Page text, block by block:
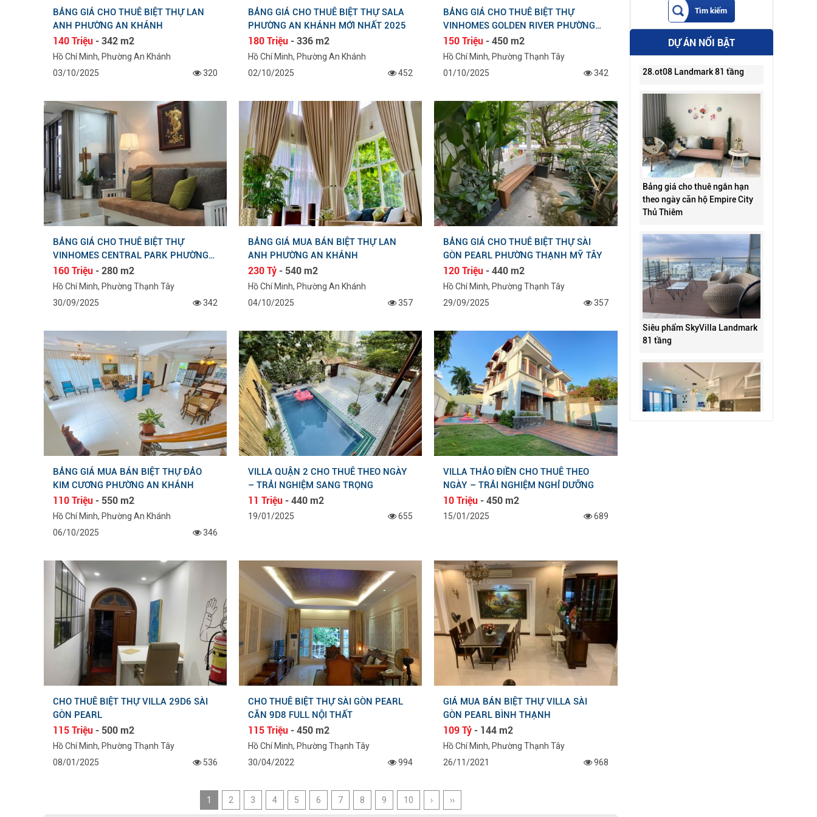
SẢN
ĐẠI
PHÚ
SẢN
ĐẠI
PHÚ
PHÚ
BẢNG GIÁ CHO THUÊ BIỆT THỰ LAN
ANH PHƯỜNG AN KHÁNH
140 Triệu - 342 m2
Hồ Chí Minh, Phường An Khánh
03/10/2025
320
BẢNG GIÁ CHO THUÊ BIỆT THỰ SALA
PHƯỜNG AN KHÁNH MỚI NHẤT 2025
180 Triệu - 336 m2
Hồ Chí Minh, Phường An Khánh
02/10/2025
452
BẢNG GIÁ CHO THUÊ BIỆT THỰ
VINHOMES GOLDEN RIVER PHƯỜNG
SÀI GÒN
150 Triệu - 450 m2
Hồ Chí Minh, Phường Thạnh Tây
01/10/2025
342
BẢNG GIÁ CHO THUÊ BIỆT THỰ
VINHOMES CENTRAL PARK PHƯỜNG
THẠNH MỸ TÂY
160 Triệu - 280 m2
Hồ Chí Minh, Phường Thạnh Tây
30/09/2025
342
BẢNG GIÁ MUA BÁN BIỆT THỰ LAN
ANH PHƯỜNG AN KHÁNH
230 Tỷ - 540 m2
Hồ Chí Minh, Phường An Khánh
04/10/2025
357
BẢNG GIÁ CHO THUÊ BIỆT THỰ SÀI
GÒN PEARL PHƯỜNG THẠNH MỸ TÂY
120 Triệu - 440 m2
Hồ Chí Minh, Phường Thạnh Tây
29/09/2025
357
BẢNG GIÁ MUA BÁN BIỆT THỰ ĐẢO
KIM CƯƠNG PHƯỜNG AN KHÁNH
110 Triệu - 550 m2
Hồ Chí Minh, Phường An Khánh
06/10/2025
346
VILLA QUẬN 2 CHO THUÊ THEO NGÀY
– TRẢI NGHIỆM SANG TRỌNG
11 Triệu - 440 m2
19/01/2025 655
VILLA THẢO ĐIỀN CHO THUÊ THEO
NGÀY – TRẢI NGHIỆM NGHỈ DƯỠNG
10 Triệu - 450 m2
15/01/2025 689
CHO THUÊ BIỆT THỰ VILLA 29D6 SÀI
GÒN PEARL
115 Triệu - 500 m2
Hồ Chí Minh, Phường Thạnh Tây
08/01/2025
536
CHO THUÊ BIỆT THỰ SÀI GÒN PEARL
CĂN 9D8 FULL NỘI THẤT
115 Triệu - 450 m2
Hồ Chí Minh, Phường Thạnh Tây
30/04/2022
994
GIÁ MUA BÁN BIỆT THỰ VILLA SÀI
GÒN PEARL BÌNH THẠNH
109 Tỷ - 144 m2
Hồ Chí Minh, Phường Thạnh Tây
26/11/2021
968
1 2 3 4 5 6 7 8 9 10 › ››
DỰ ÁN NỔI BẬT
Cho thuê 2 phòng ngủ Lm81-
28.ot08 Landmark 81 tầng
Bảng giá cho thuê ngắn hạn
theo ngày căn hộ Empire City
Thủ Thiêm
Siêu phẩm SkyVilla Landmark
81 tầng